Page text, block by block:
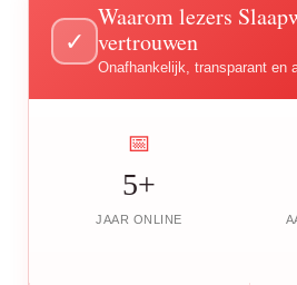
✓
Waarom lezers
vertrouwen
Onafhankelijk, transparant en
📅
5+
JAAR ONLINE